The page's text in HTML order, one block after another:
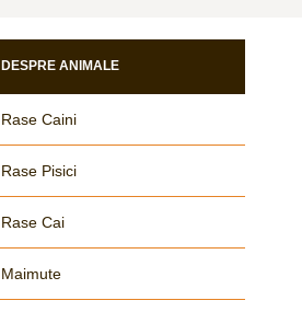
DESPRE ANIMALE
Rase Caini
Rase Pisici
Rase Cai
Maimute